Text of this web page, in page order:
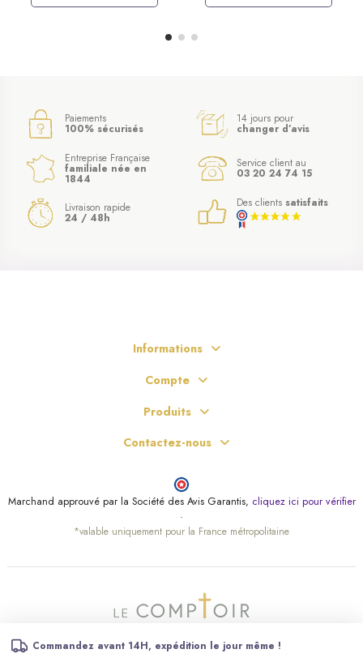
Commandez avant 14H, expédition le jour même !
Paiements
100% sécurisés
14 jours pour
changer d’avis
Entreprise Française
familiale née en
1844
Service client au
03 20 24 74 15
Livraison rapide
24 / 48h
Des clients satisfaits
Informations
Compte
Produits
Contactez-nous
Marchand approuvé par la Société des Avis Garantis, cliquez ici pour vérifier
.
*valable uniquement pour la France métropolitaine